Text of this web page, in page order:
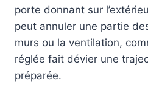
porte donnant sur
peut annuler une partie
murs ou la ventilation,
réglée fait dévier une
préparée.